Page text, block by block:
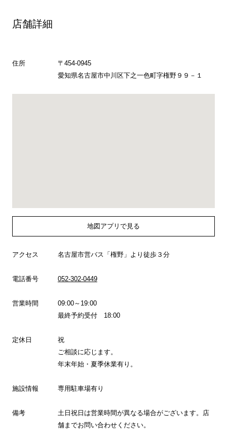
店舗詳細
住所
〒454-0945
愛知県名古屋市中川区下之一色町字権野９９－１
地図アプリで見る
アクセス 名古屋市営バス「権野」より徒歩３分
電話番号 052-302-0449
営業時間
09:00～19:00
最終予約受付 18:00
定休日
祝
ご相談に応じます。
年末年始・夏季休業有り。
施設情報 専用駐車場有り
備考
土日祝日は営業時間が異なる場合がございます。店
舗までお問い合わせください。